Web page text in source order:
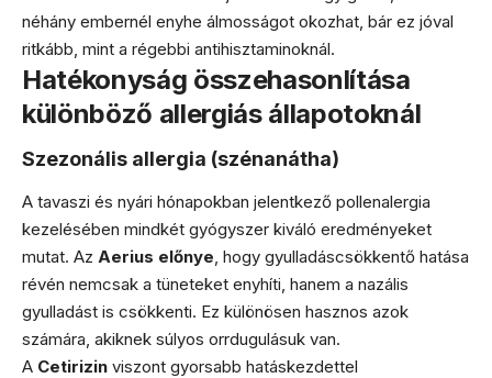
néhány embernél enyhe álmosságot okozhat, bár ez jóval
ritkább, mint a régebbi antihisztaminoknál.
Hatékonyság összehasonlítása
különböző allergiás állapotoknál
Szezonális allergia (szénanátha)
A tavaszi és nyári hónapokban jelentkező pollenalergia
kezelésében mindkét gyógyszer kiváló eredményeket
mutat. Az Aerius előnye, hogy gyulladáscsökkentő hatása
révén nemcsak a tüneteket enyhíti, hanem a nazális
gyulladást is csökkenti. Ez különösen hasznos azok
számára, akiknek súlyos orrdugulásuk van.
A Cetirizin viszont gyorsabb hatáskezdettel